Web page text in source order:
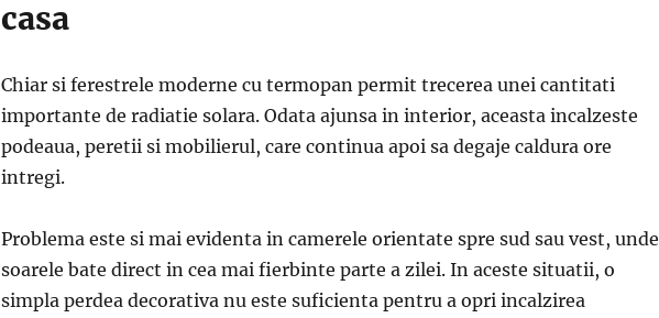
casa
Chiar si ferestrele moderne cu termopan permit trecerea unei cantitati
importante de radiatie solara. Odata ajunsa in interior, aceasta incalzeste
podeaua, peretii si mobilierul, care continua apoi sa degaje caldura ore
intregi.
Problema este si mai evidenta in camerele orientate spre sud sau vest, unde
soarele bate direct in cea mai fierbinte parte a zilei. In aceste situatii, o
simpla perdea decorativa nu este suficienta pentru a opri incalzirea